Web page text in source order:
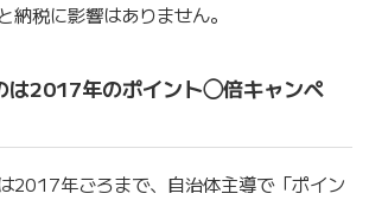
納税に影響はありません。
は2017年のポイント◯倍キャンペ
2017年ごろまで、自治体主導で「ポイン